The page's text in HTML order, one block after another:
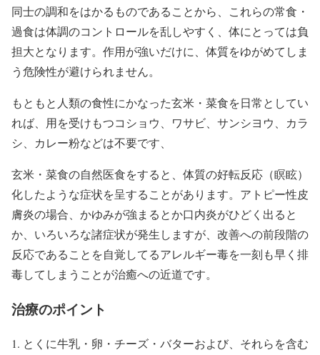
同士の調和をはかるものであることから、これらの常食・
過食は体調のコントロールを乱しやすく、体にとっては負
担大となります。作用が強いだけに、体質をゆがめてしま
う危険性が避けられません。
もともと人類の食性にかなった玄米・菜食を日常としてい
れば、用を受けもつコショウ、ワサビ、サンシヨウ、カラ
シ、カレー粉などは不要です、
玄米・菜食の自然医食をすると、体質の好転反応（瞑眩）
化したような症状を呈することがあります。アトピー性皮
膚炎の場合、かゆみが強まるとか口内炎がひどく出ると
か、いろいろな諸症状が発生しますが、改善への前段階の
反応であることを自覚してるアレルギー毒を一刻も早く排
毒してしまうことが治癒への近道です。
治療のポイント
とくに牛乳・卵・チーズ・バターおよび、それらを含む